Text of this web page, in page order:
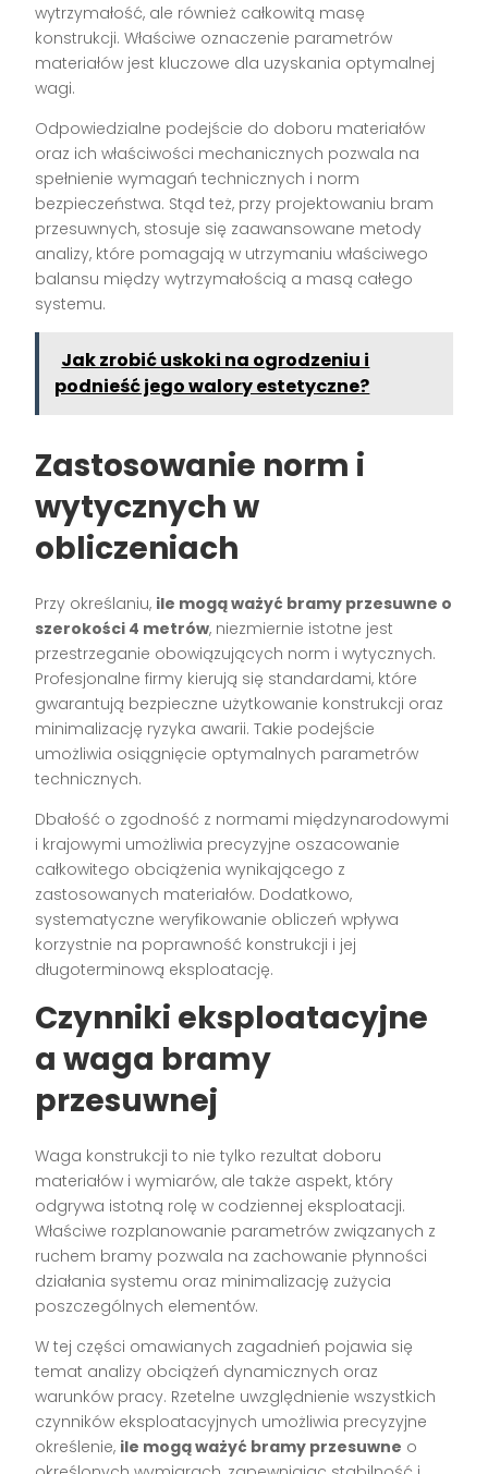
wytrzymałość, ale również całkowitą masę
konstrukcji. Właściwe oznaczenie parametrów
materiałów jest kluczowe dla uzyskania optymalnej
wagi.
Odpowiedzialne podejście do doboru materiałów
oraz ich właściwości mechanicznych pozwala na
spełnienie wymagań technicznych i norm
bezpieczeństwa. Stąd też, przy projektowaniu bram
przesuwnych, stosuje się zaawansowane metody
analizy, które pomagają w utrzymaniu właściwego
balansu między wytrzymałością a masą całego
systemu.
Jak zrobić uskoki na ogrodzeniu i
podnieść jego walory estetyczne?
Zastosowanie norm i
wytycznych w
obliczeniach
Przy określaniu, ile mogą ważyć bramy przesuwne o
szerokości 4 metrów, niezmiernie istotne jest
przestrzeganie obowiązujących norm i wytycznych.
Profesjonalne firmy kierują się standardami, które
gwarantują bezpieczne użytkowanie konstrukcji oraz
minimalizację ryzyka awarii. Takie podejście
umożliwia osiągnięcie optymalnych parametrów
technicznych.
Dbałość o zgodność z normami międzynarodowymi
i krajowymi umożliwia precyzyjne oszacowanie
całkowitego obciążenia wynikającego z
zastosowanych materiałów. Dodatkowo,
systematyczne weryfikowanie obliczeń wpływa
korzystnie na poprawność konstrukcji i jej
długoterminową eksploatację.
Czynniki eksploatacyjne
a waga bramy
przesuwnej
Waga konstrukcji to nie tylko rezultat doboru
materiałów i wymiarów, ale także aspekt, który
odgrywa istotną rolę w codziennej eksploatacji.
Właściwe rozplanowanie parametrów związanych z
ruchem bramy pozwala na zachowanie płynności
działania systemu oraz minimalizację zużycia
poszczególnych elementów.
W tej części omawianych zagadnień pojawia się
temat analizy obciążeń dynamicznych oraz
warunków pracy. Rzetelne uwzględnienie wszystkich
czynników eksploatacyjnych umożliwia precyzyjne
określenie, ile mogą ważyć bramy przesuwne o